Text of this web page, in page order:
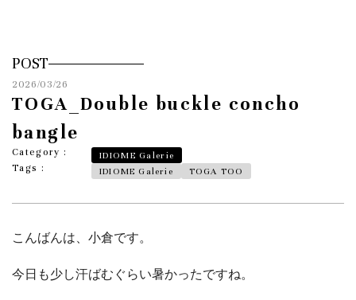
POST
2026/03/26
TOGA_Double buckle concho
bangle
Category :
IDIOME Galerie
Tags :
IDIOME Galerie TOGA TOO
こんばんは、小倉です。
今日も少し汗ばむぐらい暑かったですね。